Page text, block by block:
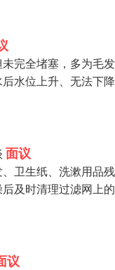
完全堵塞，多为毛
水位上升、无法下
面议
卫生纸、洗漱用品
及时清理过滤网上
议